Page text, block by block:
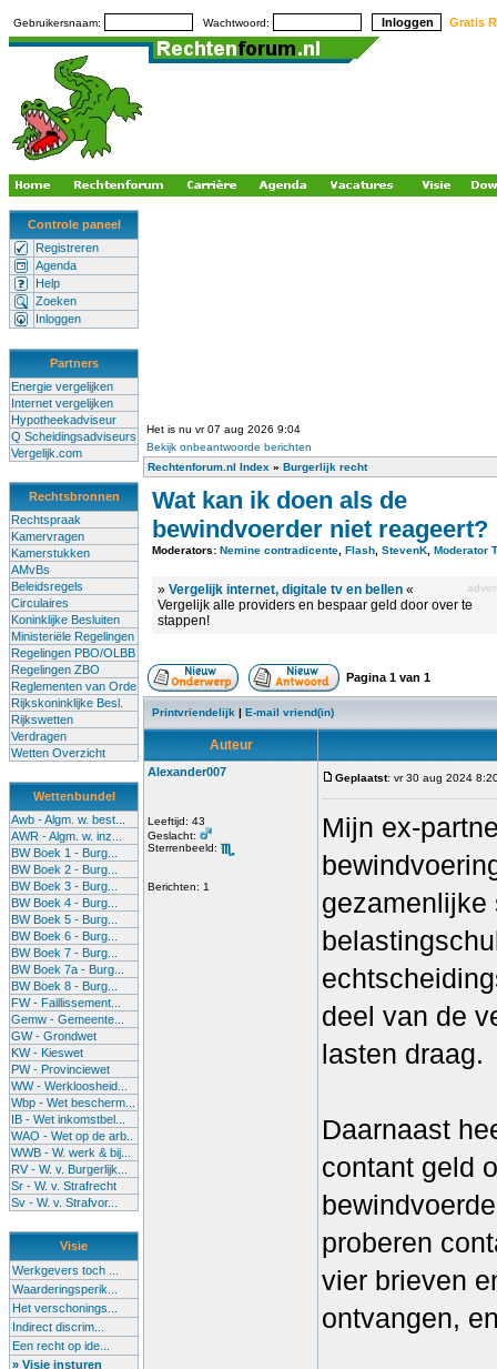
Gebruikersnaam: Wachtwoord: Gratis
Controle paneel
Registreren
Agenda
Help
Zoeken
Inloggen
Partners
Energie vergelijken
Internet vergelijken
Hypotheekadviseur
Q Scheidingsadviseurs
Vergelijk.com
Rechtsbronnen
Rechtspraak
Kamervragen
Kamerstukken
AMvBs
Beleidsregels
Circulaires
Koninklijke Besluiten
Ministeriële Regelingen
Regelingen PBO/OLBB
Regelingen ZBO
Reglementen van Orde
Rijkskoninklijke Besl.
Rijkswetten
Verdragen
Wetten Overzicht
Wettenbundel
Awb - Algm. w. best...
AWR - Algm. w. inz...
BW Boek 1 - Burg...
BW Boek 2 - Burg...
BW Boek 3 - Burg...
BW Boek 4 - Burg...
BW Boek 5 - Burg...
BW Boek 6 - Burg...
BW Boek 7 - Burg...
BW Boek 7a - Burg...
BW Boek 8 - Burg...
FW - Faillissement...
Gemw - Gemeente...
GW - Grondwet
KW - Kieswet
PW - Provinciewet
WW - Werkloosheid...
Wbp - Wet bescherm...
IB - Wet inkomstbel...
WAO - Wet op de arb..
WWB - W. werk & bij...
RV - W. v. Burgerlijk...
Sr - W. v. Strafrecht
Sv - W. v. Strafvor...
Visie
Werkgevers toch ...
Waarderingsperik...
Het verschonings...
Indirect discrim...
Een recht op ide...
» Visie insturen
Het is nu vr 07 aug 2026 9:04
Bekijk onbeantwoorde berichten
Rechtenforum.nl Index » Burgerlijk recht
Wat kan ik doen als de
bewindvoerder niet reageert?
Moderators: Nemine contradicente Flash StevenK Moderator
» Vergelijk internet, digitale tv en bellen «
Vergelijk alle providers en bespaar geld door over te
stappen!
Pagina 1 van 1
Printvriendelijk | E-mail vriend(in)
Auteur
Alexander007
Leeftijd: 43
Geslacht:
Sterrenbeeld:
Berichten: 1
Geplaatst: vr 30 aug 2024
Mijn ex-
gezamenlijke
deel van de
lasten draag.
Daarnaast
contant geld
proberen
vier brieven
ontvangen,